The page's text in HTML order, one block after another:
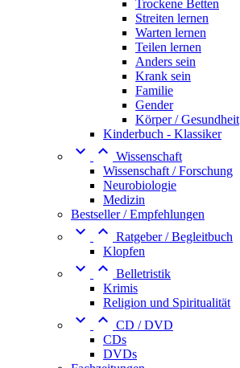
Trockene Betten
Streiten lernen
Warten lernen
Teilen lernen
Anders sein
Krank sein
Familie
Gender
Körper / Gesundheit
Kinderbuch - Klassiker
  Wissenschaft
Wissenschaft / Forschung
Neurobiologie
Medizin
Bestseller / Empfehlungen
  Ratgeber / Begleitbuch
Klopfen
  Belletristik
Krimis
Religion und Spiritualität
  CD / DVD
CDs
DVDs